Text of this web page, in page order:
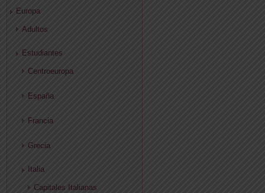
Europa
Adultos
Estudiantes
Centroeuropa
España
Francia
Grecia
Italia
Capitales Italianas